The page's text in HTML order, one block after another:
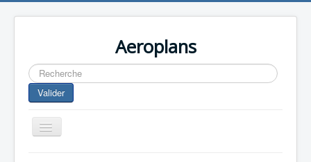
Aeroplans
Rechercher
Valider
Toggle
Navigation